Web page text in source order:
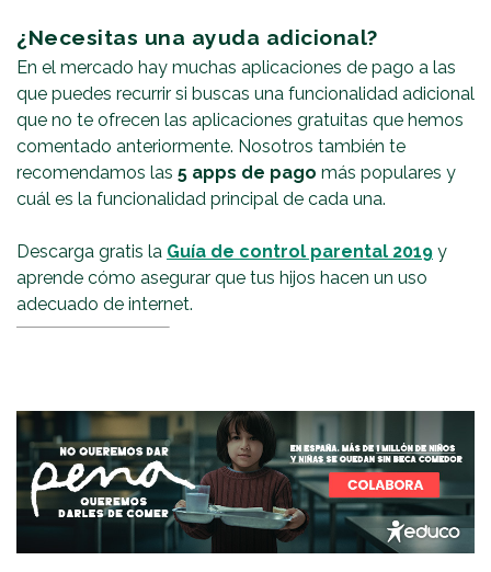
¿Necesitas una ayuda adicional?
En el mercado hay muchas aplicaciones de pago a las
que puedes recurrir si buscas una funcionalidad adicional
que no te ofrecen las aplicaciones gratuitas que hemos
comentado anteriormente. Nosotros también te
recomendamos las 5 apps de pago más populares y
cuál es la funcionalidad principal de cada una.
Descarga gratis la Guía de control parental 2019 y
aprende cómo asegurar que tus hijos hacen un uso
adecuado de internet.